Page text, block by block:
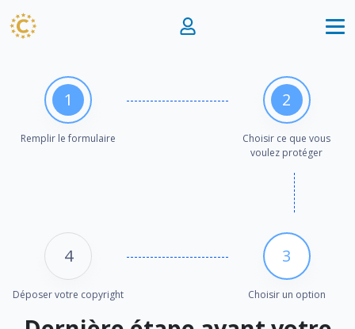
1
Remplir le formulaire
2
Choisir ce que vous
voulez protéger
3
Choisir un option
4
Déposer votre copyright